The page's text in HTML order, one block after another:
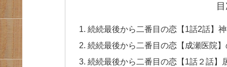
続続最後から二番目の恋【1話2話】
続続最後から二番目の恋【成瀬医院
続続最後から二番目の恋【1話２話】